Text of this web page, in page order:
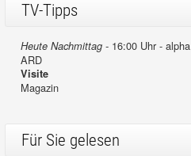
TV-Tipps
Heute Nachmittag -16:00 Uhr - alpha
ARD
Visite
Magazin
Für Sie gelesen